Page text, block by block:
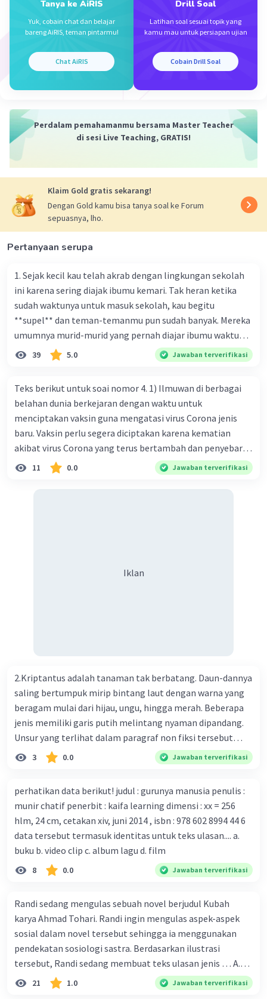
Dalam kalimat tersebut, tanda koma ditempatkan
setelah kata "penghapus" dan sebelum kata "dan" untuk
Beri Rating·0.0 Balas
Tanya ke AiRIS
Yuk, cobain chat dan belajar
bareng AiRIS, teman pintarmu!
Chat AiRIS
Drill Soal
Latihan soal sesuai topik yang
kamu mau untuk persiapan ujian
Cobain Drill Soal
Perdalam pemahamanmu bersama Master Teacher
di sesi Live Teaching, GRATIS!
Klaim Gold gratis sekarang!
Dengan Gold kamu bisa tanya soal ke Forum
sepuasnya, lho.
Pertanyaan serupa
1. Sejak kecil kau telah akrab dengan lingkungan sekolah
ini karena sering diajak ibumu kemari. Tak heran ketika
sudah waktunya untuk masuk sekolah, kau begitu
**supel** dan teman-temanmu pun sudah banyak. Mereka
umumnya murid-murid yang pernah diajar ibumu waktu
kelas satu. Sedangkan aku? Aku waktu itu baru saja pindah
ke kota kecil ini. Makna kata bercetak tebal dalam kutipan
baik
39 5.0 Jawaban terverifikasi
Teks berikut untuk soai nomor 4. 1) Ilmuwan di berbagai
belahan dunia berkejaran dengan waktu untuk
menciptakan vaksin guna mengatasi virus Corona jenis
baru. Vaksin perlu segera diciptakan karena kematian
akibat virus Corona yang terus bertambah dan penyebaran
virus yang kian meluas. 2) Pada Jum'at (7-2-2020), Komisi
Kesehatan Nasional Cina mencatat jumlah kematian
ilmuwan bekerja dalam kecepatan penuh untuk
bersama sejumlah perusahaan biotek dan vaksin.
Beberapa waktu lalu, Kepala Laboratorium Identifikasi
Virus dari Institut Peter Doherty untuk Infeksi dan
kekebalan, Melbourne, Julian Druce, menyatakan mereka
mengembangkan virus Corona versi laboratorium dari
tubuh pasien yang terinfeksi untuk uji coba. Tanggapan
yang sesuai dengan berita tersebut adalah ... A.
serangan virus Corona dengan menemukan vaksin virus
tersebut. B. Para ilmuan perlu segera mempelajari virus
corona yang menjadi masalah besar bagi kesehatan dunia
karena persebarannya sangat cepat. C. Masyarakat perlu
mawas diri dan menjaga kesehatan dalam menghadapi
serangan virus corona yang mulai menyebar di Indonesia,
D. Virus corona menjadi masalah besar bagi kesehatan
11 0.0 Jawaban terverifikasi
Iklan
2.Kriptantus adalah tanaman tak berbatang. Daun-dannya
saling bertumpuk mirip bintang laut dengan warna yang
beragam mulai dari hijau, ungu, hingga merah. Beberapa
jenis memiliki garis putih melintang nyaman dipandang.
Unsur yang terlihat dalam paragraf non fiksi tersebut
adalah... A. cara menyajikan isi buku B. bahasa yang
digunakan C. tokoh dan penokohan D. penyajian alur cerita
3 0.0 Jawaban terverifikasi
perhatikan data berikut! judul : gurunya manusia penulis :
munir chatif penerbit : kaifa learning dimensi : xx = 256
hlm, 24 cm, cetakan xiv, juni 2014 , isbn : 978 602 8994 44 6
data tersebut termasuk identitas untuk teks ulasan.... a.
buku b. video clip c. album lagu d. film
8 0.0 Jawaban terverifikasi
Randi sedang mengulas sebuah novel berjudul Kubah
karya Ahmad Tohari. Randi ingin mengulas aspek-aspek
sosial dalam novel tersebut sehingga ia menggunakan
pendekatan sosiologi sastra. Berdasarkan ilustrasi
tersebut, Randi sedang membuat teks ulasan jenis … A.
deskriptif B. objektif C. informatif D. kritis
21 1.0 Jawaban terverifikasi